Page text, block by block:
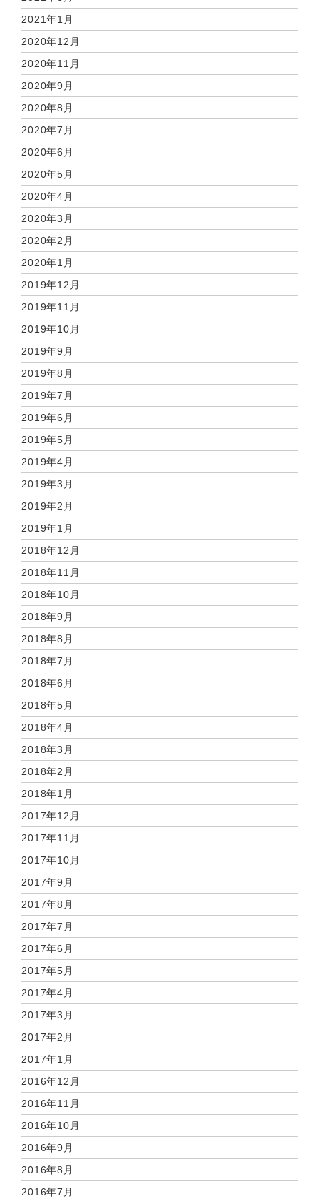
2021年1月
2020年12月
2020年11月
2020年9月
2020年8月
2020年7月
2020年6月
2020年5月
2020年4月
2020年3月
2020年2月
2020年1月
2019年12月
2019年11月
2019年10月
2019年9月
2019年8月
2019年7月
2019年6月
2019年5月
2019年4月
2019年3月
2019年2月
2019年1月
2018年12月
2018年11月
2018年10月
2018年9月
2018年8月
2018年7月
2018年6月
2018年5月
2018年4月
2018年3月
2018年2月
2018年1月
2017年12月
2017年11月
2017年10月
2017年9月
2017年8月
2017年7月
2017年6月
2017年5月
2017年4月
2017年3月
2017年2月
2017年1月
2016年12月
2016年11月
2016年10月
2016年9月
2016年8月
2016年7月